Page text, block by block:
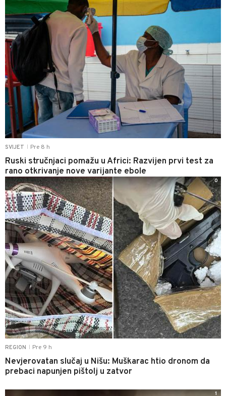
SVIJET Pre 8 h
Ruski stručnjaci pomažu u Africi: Razvijen prvi test za
rano otkrivanje nove varijante ebole
REGION Pre 9 h
Nevjerovatan slučaj u Nišu: Muškarac htio dronom da
prebaci napunjen pištolj u zatvor
0
1